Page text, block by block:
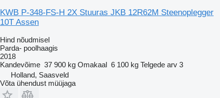
KWB P-348-FS-H 2X Stuuras JKB 12R62M Steenoplegger
10T Assen
Hind nõudmisel
Parda- poolhaagis
2018
Kandevõime 37 900 kg Omakaal 6 100 kg Telgede arv 3
Holland, Saasveld
Võta ühendust müüjaga